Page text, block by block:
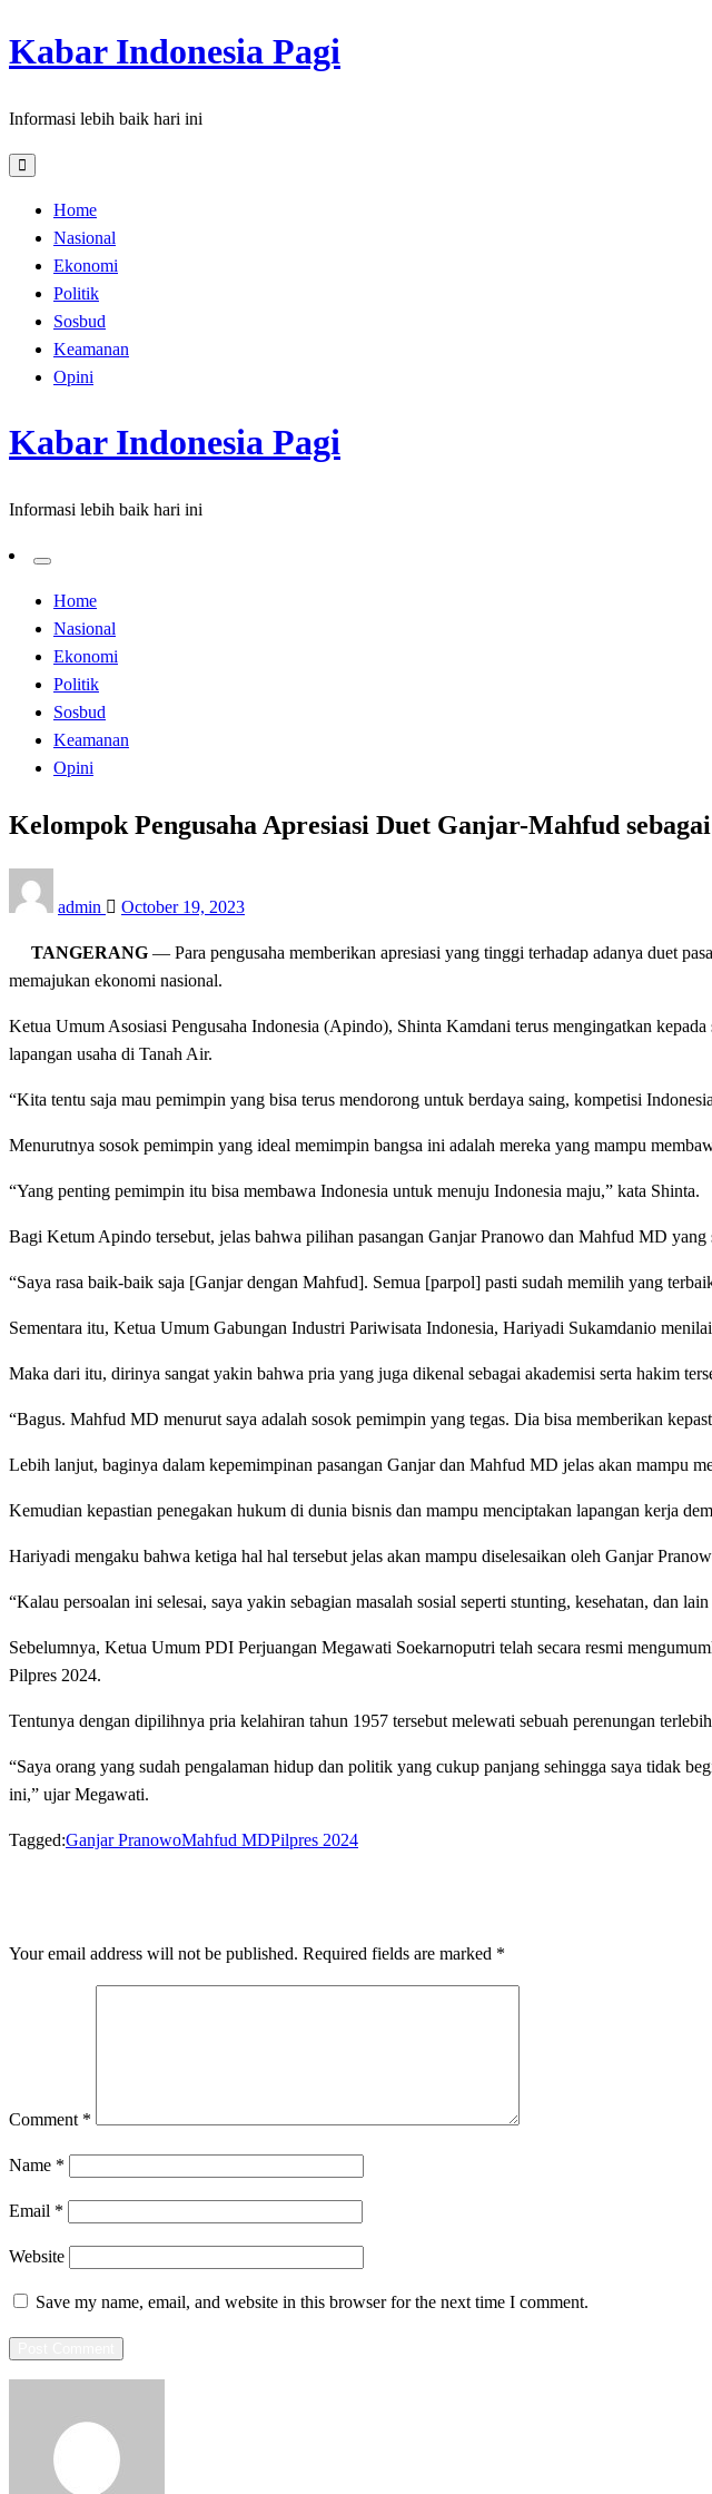
Skip
to
Kabar Indonesia Pagi
Informasi lebih baik hari ini
Home
Nasional
Ekonomi
Politik
Sosbud
Keamanan
Opini
Kabar Indonesia Pagi
Informasi lebih baik hari ini
Home
Nasional
Ekonomi
Politik
Sosbud
Keamanan
Opini
Kelompok Pengusaha Apresiasi Duet Ganjar-Mahfud
admin
on
October 19, 2023
TANGERANG — Para pengusaha memberikan apresiasi yang tinggi terhadap adanya duet
memajukan ekonomi nasional.
Ketua Umum Asosiasi Pengusaha Indonesia (Apindo), Shinta Kamdani terus mengingatkan
lapangan usaha di Tanah Air.
“Kita tentu saja mau pemimpin yang bisa terus mendorong untuk berdaya saing, kompetisi
Menurutnya sosok pemimpin yang ideal memimpin bangsa ini adalah mereka yang mampu
“Yang penting pemimpin itu bisa membawa Indonesia untuk menuju Indonesia maju,” kata Shinta.
Bagi Ketum Apindo tersebut, jelas bahwa pilihan pasangan Ganjar Pranowo dan Mahfud MD
“Saya rasa baik-baik saja [Ganjar dengan Mahfud]. Semua [parpol] pasti sudah memilih yang
Sementara itu, Ketua Umum Gabungan Industri Pariwisata Indonesia, Hariyadi Sukamdanio
Maka dari itu, dirinya sangat yakin bahwa pria yang juga dikenal sebagai akademisi serta hakim
“Bagus. Mahfud MD menurut saya adalah sosok pemimpin yang tegas. Dia bisa memberikan
Lebih lanjut, baginya dalam kepemimpinan pasangan Ganjar dan Mahfud MD jelas akan mampu
Kemudian kepastian penegakan hukum di dunia bisnis dan mampu menciptakan lapangan kerja
Hariyadi mengaku bahwa ketiga hal hal tersebut jelas akan mampu diselesaikan oleh Ganjar
“Kalau persoalan ini selesai, saya yakin sebagian masalah sosial seperti stunting, kesehatan, dan
Sebelumnya, Ketua Umum PDI Perjuangan Megawati Soekarnoputri telah secara resmi
Pilpres 2024.
Tentunya dengan dipilihnya pria kelahiran tahun 1957 tersebut melewati sebuah perenungan
“Saya orang yang sudah pengalaman hidup dan politik yang cukup panjang sehingga saya tidak
ini,” ujar Megawati.
Tagged:Ganjar PranowoMahfud MDPilpres 2024
Your email address will not be published. Required fields are marked *
Comment *
Name *
Email *
Website
Save my name, email, and website in this browser for the next time I comment.